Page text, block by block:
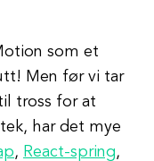
som et
Men før vi tar
tross for at
har det mye
, React-spring,